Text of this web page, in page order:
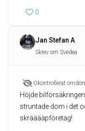
0
Jan Stefan A
Skrev om Svedea
Okontrollerat
Höjde
struntade dom i det
skrääääpföretag!